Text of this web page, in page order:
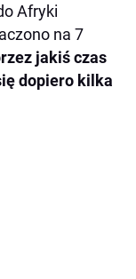
Afryki
na 7
jakiś czas
dopiero kilka